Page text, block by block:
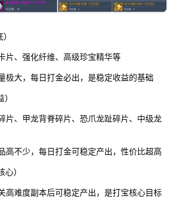
片、强化纤维、高级珍宝精华等
极大，每日打金必出，是稳定收益的基础
片、甲龙背脊碎片、恐爪龙趾碎片、中级龙
高不少，每日打金可稳定产出，性价比超高
）
高难度副本后可稳定产出，是打宝核心目标